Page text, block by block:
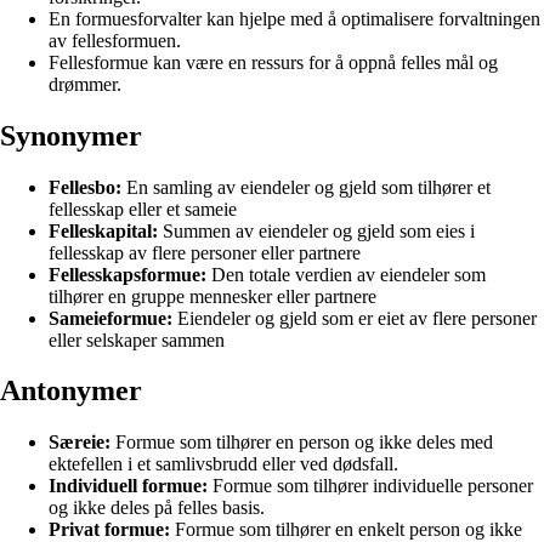
En formuesforvalter kan hjelpe med å optimalisere forvaltningen
av fellesformuen.
Fellesformue kan være en ressurs for å oppnå felles mål og
drømmer.
Synonymer
Fellesbo: En samling av eiendeler og gjeld som tilhører et
fellesskap eller et sameie
Felleskapital: Summen av eiendeler og gjeld som eies i
fellesskap av flere personer eller partnere
Fellesskapsformue: Den totale verdien av eiendeler som
tilhører en gruppe mennesker eller partnere
Sameieformue: Eiendeler og gjeld som er eiet av flere personer
eller selskaper sammen
Antonymer
Særeie: Formue som tilhører en person og ikke deles med
ektefellen i et samlivsbrudd eller ved dødsfall.
Individuell formue: Formue som tilhører individuelle personer
og ikke deles på felles basis.
Privat formue: Formue som tilhører en enkelt person og ikke